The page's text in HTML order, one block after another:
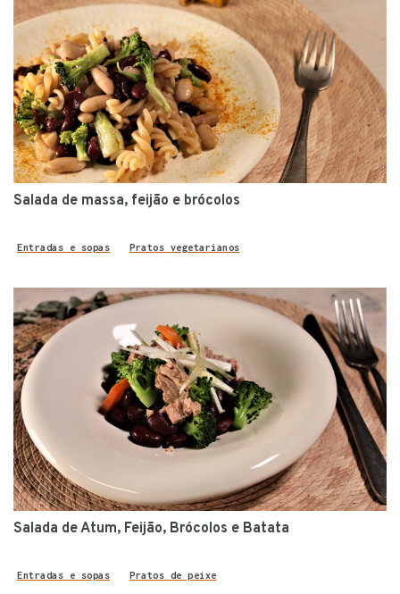
Salada de massa, feijão e brócolos
Entradas e sopas Pratos vegetarianos
Salada de Atum, Feijão, Brócolos e Batata
Entradas e sopas Pratos de peixe